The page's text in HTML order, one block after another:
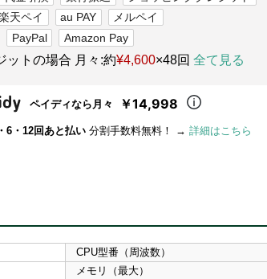
天ペイ au PAY
メルペイ
PayPal Amazon Pay
ットの場合 月々:約¥4,600×48回 全て見る
ペイディなら月々 ￥14,998
6・12回あと払い 分割手数料無料！ → 詳細はこちら
CPU型番（周波数）
メモリ（最大）